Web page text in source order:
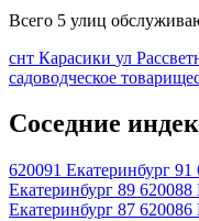
Всего 5 улиц
снт Карасики ул
садоводческое
Соседние
620091 Екатеринбург 91
Екатеринбург 89 620088
Екатеринбург 87 620086